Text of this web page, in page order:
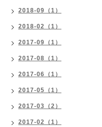
2018-09（1）
2018-02（1）
2017-09（1）
2017-08（1）
2017-06（1）
2017-05（1）
2017-03（2）
2017-02（1）